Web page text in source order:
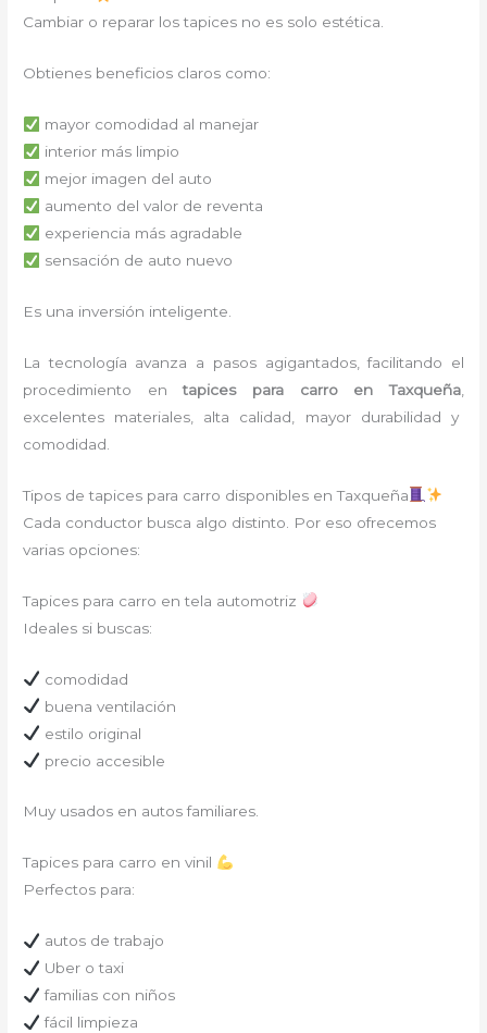
Cambiar o reparar los tapices no es solo estética.
Obtienes beneficios claros como:
mayor comodidad al manejar
interior más limpio
mejor imagen del auto
aumento del valor de reventa
experiencia más agradable
sensación de auto nuevo
Es una inversión inteligente.
La tecnología avanza a pasos agigantados, facilitando el
procedimiento entapices para carroen Taxqueña,
excelentes materiales, alta calidad, mayor durabilidad y
comodidad.
Tipos de tapices para carro disponibles en Taxqueña
Cada conductor busca algo distinto. Por eso ofrecemos
varias opciones:
Tapices para carro en tela automotriz
Ideales si buscas:
comodidad
buena ventilación
estilo original
precio accesible
Muy usados en autos familiares.
Tapices para carro en vinil
Perfectos para:
autos de trabajo
Uber o taxi
familias con niños
fácil limpieza